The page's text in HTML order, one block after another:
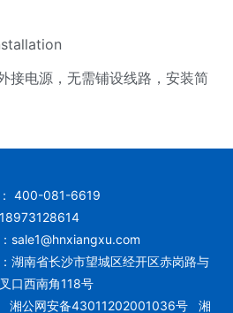
电源，无需铺设线路，安装简
400-081-6619
sale1@hnxiangxu.com
湖南省长沙市望城区经开区赤岗路与
口西南角118号
湘公网安备43011202001036号 湘